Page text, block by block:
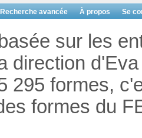
Recherche avancée À propos Se
sur les
direction
295 formes,
formes du